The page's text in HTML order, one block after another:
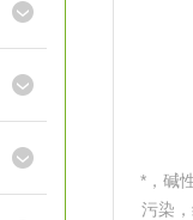
*，碱
污染